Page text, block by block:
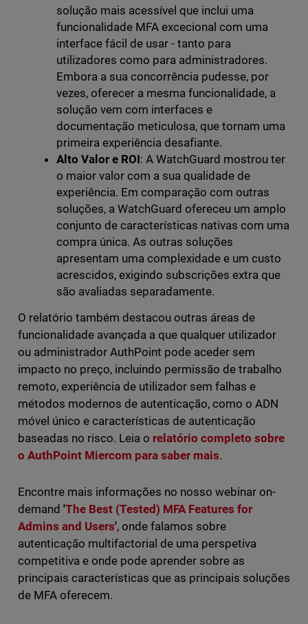
solução mais acessível que inclui uma
funcionalidade MFA excecional com uma
interface fácil de usar - tanto para
utilizadores como para administradores.
Embora a sua concorrência pudesse, por
vezes, oferecer a mesma funcionalidade, a
solução vem com interfaces e
documentação meticulosa, que tornam uma
primeira experiência desafiante.
Alto Valor e ROI: A WatchGuard mostrou ter
o maior valor com a sua qualidade de
experiência. Em comparação com outras
soluções, a WatchGuard ofereceu um amplo
conjunto de características nativas com uma
compra única. As outras soluções
apresentam uma complexidade e um custo
acrescidos, exigindo subscrições extra que
são avaliadas separadamente.
O relatório também destacou outras áreas de
funcionalidade avançada a que qualquer utilizador
ou administrador AuthPoint pode aceder sem
impacto no preço, incluindo permissão de trabalho
remoto, experiência de utilizador sem falhas e
métodos modernos de autenticação, como o ADN
móvel único e características de autenticação
baseadas no risco. Leia o relatório completo sobre
o AuthPoint Miercom para saber mais.
Encontre mais informações no nosso webinar on-
demand 'The Best (Tested) MFA Features for
Admins and Users', onde falamos sobre
autenticação multifactorial de uma perspetiva
competitiva e onde pode aprender sobre as
principais características que as principais soluções
de MFA oferecem.